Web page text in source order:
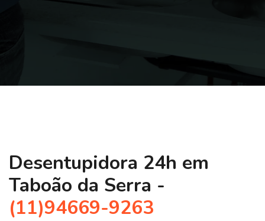
Desentupidora 24h em
Taboão da Serra -
(11)94669-9263